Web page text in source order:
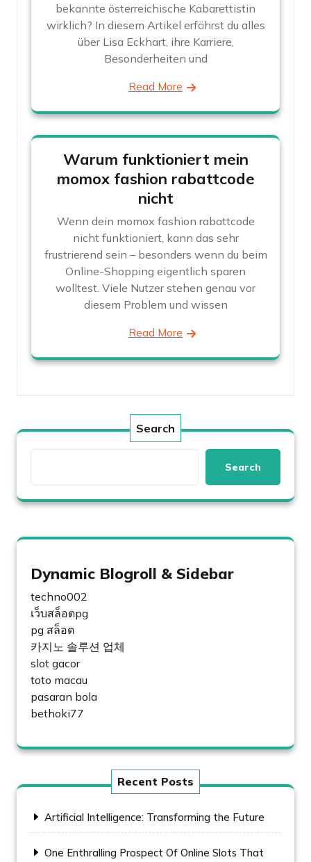
bekannte österreichische Kabarettistin
wirklich? In diesem Artikel erfährst du alles
über Lisa Eckhart, ihre Karriere,
Besonderheiten und
Read More
Warum funktioniert mein
momox fashion rabattcode
nicht
Wenn dein momox fashion rabattcode
nicht funktioniert, kann das sehr
frustrierend sein – besonders wenn du beim
Online-Shopping eigentlich sparen
wolltest. Viele Nutzer stehen genau vor
diesem Problem und wissen
Read More
Search
Search
Dynamic Blogroll & Sidebar
techno002
เว็บสล็อตpg
pg สล็อต
카지노 솔루션 업체
slot gacor
toto macau
pasaran bola
bethoki77
Recent Posts
Artificial Intelligence: Transforming the Future
One Enthralling Prospect Of Online Slots That